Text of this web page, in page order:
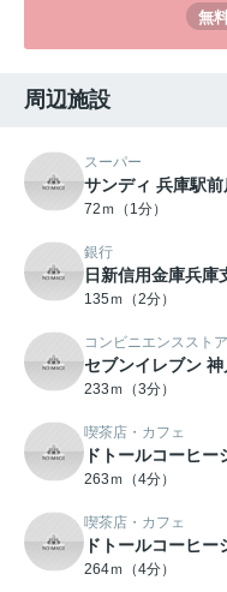
無
周辺施設
スーパー
サンディ 兵庫駅前
72ｍ（1分）
銀行
日新信用金庫兵庫
135ｍ（2分）
コンビニエンスストア
セブンイレブン
233ｍ（3分）
喫茶店・カフェ
ドトールコーヒ
263ｍ（4分）
喫茶店・カフェ
ドトールコーヒ
264ｍ（4分）